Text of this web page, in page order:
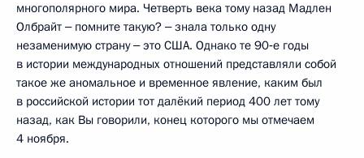
многополярного мира. Четверть века тому назад Мадлен
Олбрайт ‒ помните такую? ‒ знала только одну
незаменимую страну ‒ это США. Однако те 90‑е годы
в истории международных отношений представляли собой
такое же аномальное и временное явление, каким был
в российской истории тот далёкий период 400 лет тому
назад, как Вы говорили, конец которого мы отмечаем
4 ноября.